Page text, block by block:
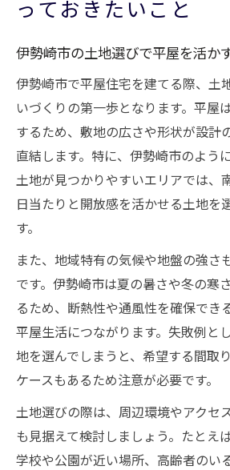
っておきたいこと
伊勢崎市の土地選びで平屋を活か
伊勢崎市で平屋住宅を建てる際、土
いづくりの第一歩となります。平屋
するため、敷地の広さや形状が設計
直結します。特に、伊勢崎市のよう
土地が見つかりやすいエリアでは、
日当たりと開放感を活かせる土地を
す。
また、地域特有の気候や地盤の強さ
です。伊勢崎市は夏の暑さや冬の寒
るため、断熱性や通風性を確保でき
平屋生活につながります。失敗例と
地を選んでしまうと、希望する間取
ケースもあるため注意が必要です。
土地選びの際は、周辺環境やアクセ
も見据えて検討しましょう。たとえ
学校や公園が近い場所、高齢者のい